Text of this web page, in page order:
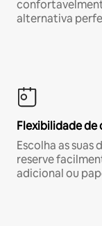
alternativa
Flexibilidade de
Escolha as suas
reserve
adicional ou